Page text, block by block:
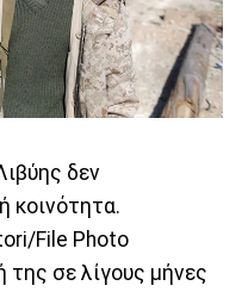
δεν
κοινότητα.
File Photo
σε λίγους μήνες